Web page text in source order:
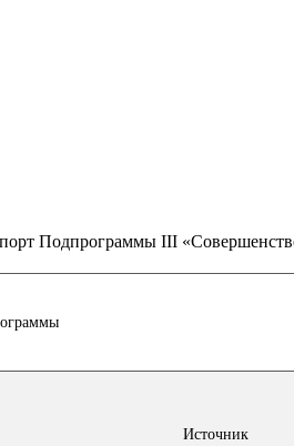
Подпрограммы III
Источник